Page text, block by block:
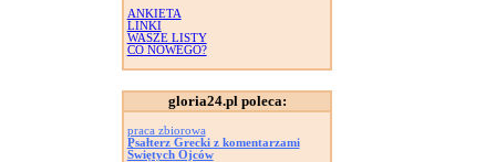
ANKIETA
LINKI
WASZE LISTY
CO NOWEGO?
gloria24.pl poleca:
praca zbiorowa
Psałterz Grecki z komentarzami
Świętych Ojców